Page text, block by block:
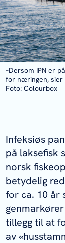
–Dersom IPN er
for næringen,
Foto: Colourbox
Infeksiøs
på laksefisk
norsk
betydelig
for ca. 10 år
genmarkører
tillegg til at
av